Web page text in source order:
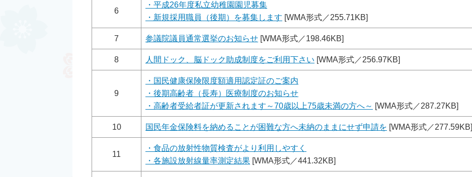
6
・平成26年度私立幼稚園園児募集
・新規採用職員（後期）を募集します [WMA形式／255.71KB]
7 参議院議員通常選挙のお知らせ [WMA形式／198.46KB]
8 人間ドック、脳ドック助成制度をご利用下さい [WMA形式／256.97KB]
9
・国民健康保険限度額適用認定証のご案内
・後期高齢者（長寿）医療制度のお知らせ
・高齢者受給者証が更新されます～70歳以上75歳未満の方へ～ [WMA形式／287.27KB]
10 国民年金保険料を納めることが困難な方へ未納のままにせず申請を [WMA形式／277.59KB]
11
・食品の放射性物質検査がより利用しやすく
・各施設放射線量率測定結果 [WMA形式／441.32KB]